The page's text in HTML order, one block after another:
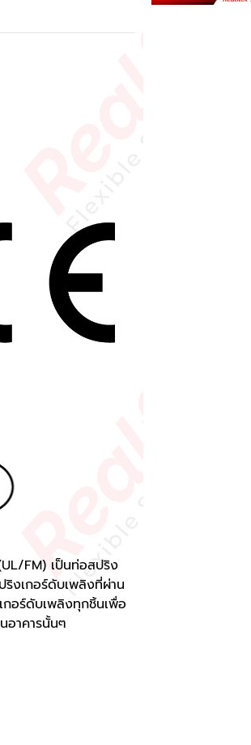
FM) เป็นท่อสปริง
งเกอร์ดับเพลิงที่ผ่าน
อร์ดับเพลิงทุกชิ้นเพื่อ
อาคารนั้นๆ